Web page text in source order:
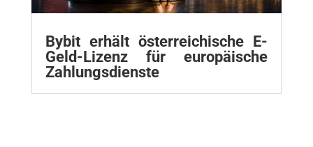
Bybit erhält österreichische E-
Geld-Lizenz für europäische
Zahlungsdienste